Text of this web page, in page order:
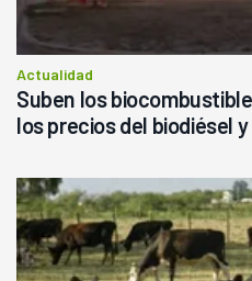
Actualidad
Suben los
los precios del biodiésel